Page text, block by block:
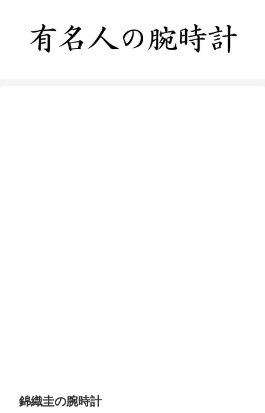
錦織圭の腕時計